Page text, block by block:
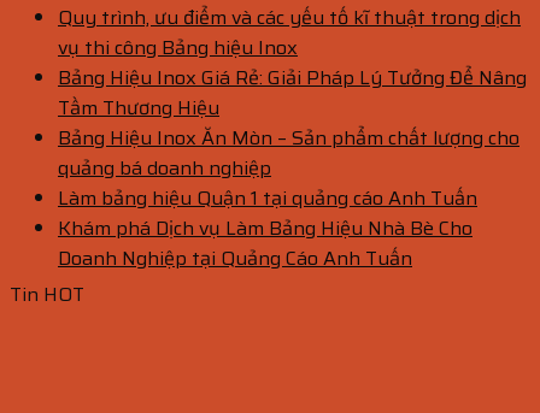
Quy trình, ưu điểm và các yếu tố kĩ thuật trong dịch
vụ thi công Bảng hiệu Inox
Bảng Hiệu Inox Giá Rẻ: Giải Pháp Lý Tưởng Để Nâng
Tầm Thương Hiệu
Bảng Hiệu Inox Ăn Mòn – Sản phẩm chất lượng cho
quảng bá doanh nghiệp
Làm bảng hiệu Quận 1 tại quảng cáo Anh Tuấn
Khám phá Dịch vụ Làm Bảng Hiệu Nhà Bè Cho
Doanh Nghiệp tại Quảng Cáo Anh Tuấn
Tin HOT